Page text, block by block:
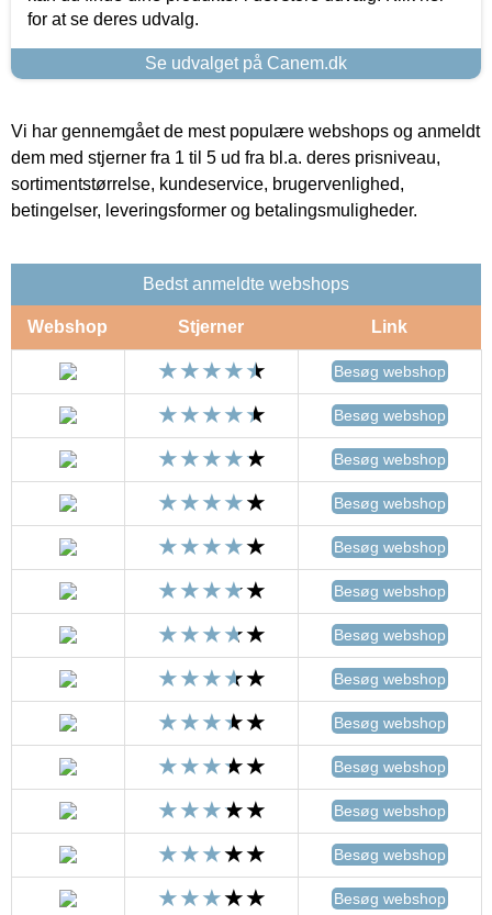
for at se deres udvalg.
Se udvalget på Canem.dk
Vi har gennemgået de mest populære webshops og anmeldt
dem med stjerner fra 1 til 5 ud fra bl.a. deres prisniveau,
sortimentstørrelse, kundeservice, brugervenlighed,
betingelser, leveringsformer og betalingsmuligheder.
Bedst anmeldte webshops
Webshop Stjerner Link
Besøg webshop
Besøg webshop
Besøg webshop
Besøg webshop
Besøg webshop
Besøg webshop
Besøg webshop
Besøg webshop
Besøg webshop
Besøg webshop
Besøg webshop
Besøg webshop
Besøg webshop